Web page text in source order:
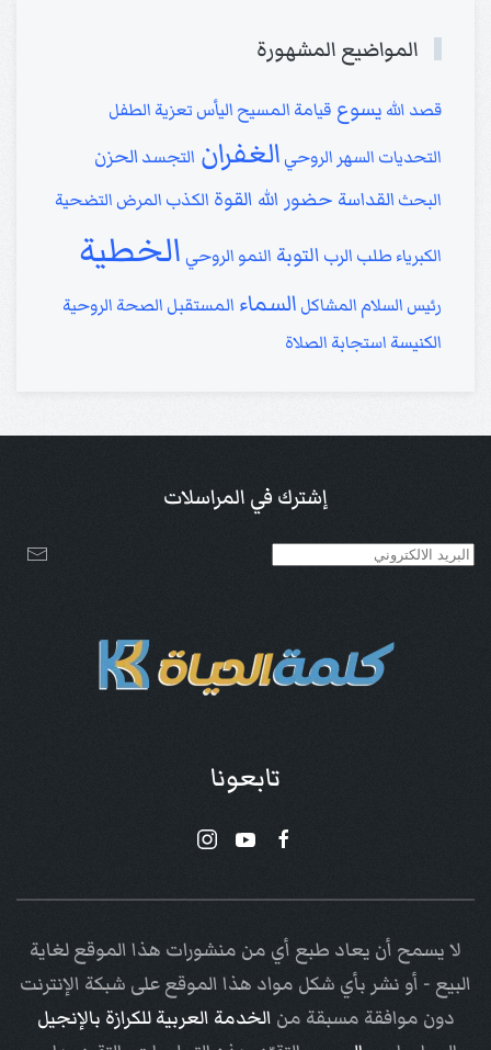
المواضيع المشهورة
قصد الله يسوع قيامة المسيح اليأس تعزية الطفل
التحديات السهر الروحي الغفران التجسد الحزن
البحث القداسة حضور الله القوة الكذب المرض التضحية
الكبرياء طلب الرب التوبة النمو الروحي الخطية
رئيس السلام المشاكل السماء المستقبل الصحة الروحية
الكنيسة استجابة الصلاة
إشترك في المراسلات
تابعونا
لا يسمح أن يعاد طبع أي من منشورات هذا الموقع لغاية
البيع - أو نشر بأي شكل مواد هذا الموقع على شبكة الإنترنت
دون موافقة مسبقة من الخدمة العربية للكرازة بالإنجيل